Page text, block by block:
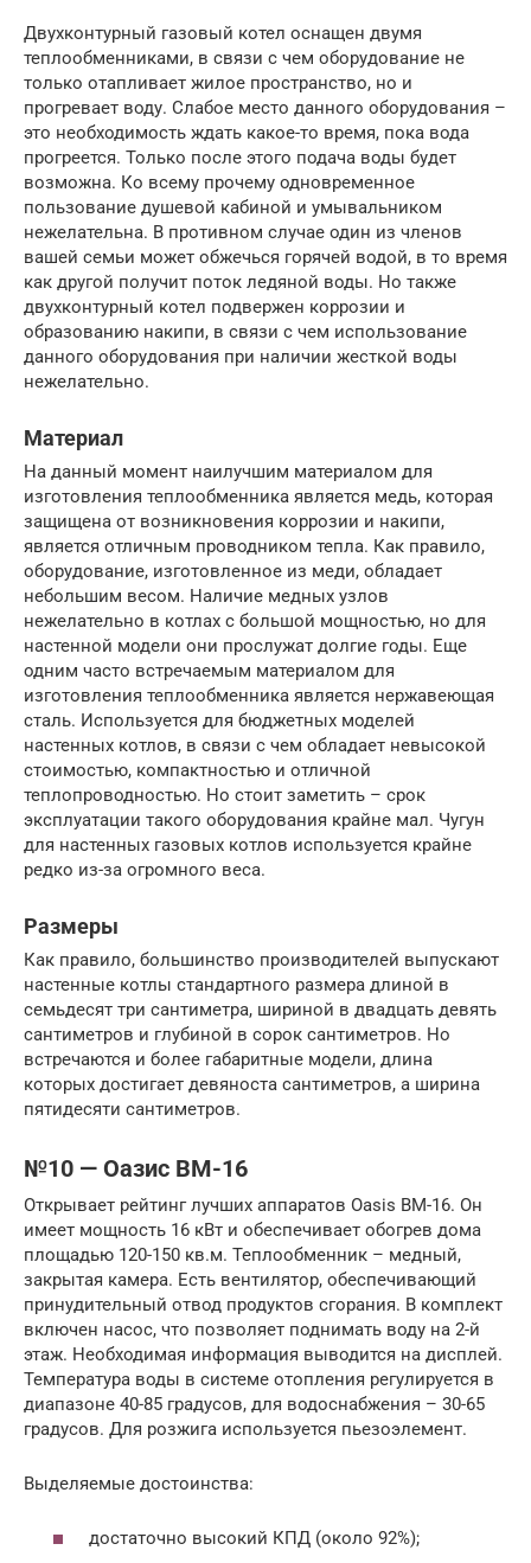
Двухконтурный газовый котел оснащен двумя
теплообменниками, в связи с чем оборудование не
только отапливает жилое пространство, но и
прогревает воду. Слабое место данного оборудования –
это необходимость ждать какое-то время, пока вода
прогреется. Только после этого подача воды будет
возможна. Ко всему прочему одновременное
пользование душевой кабиной и умывальником
нежелательна. В противном случае один из членов
вашей семьи может обжечься горячей водой, в то время
как другой получит поток ледяной воды. Но также
двухконтурный котел подвержен коррозии и
образованию накипи, в связи с чем использование
данного оборудования при наличии жесткой воды
нежелательно.
Материал
На данный момент наилучшим материалом для
изготовления теплообменника является медь, которая
защищена от возникновения коррозии и накипи,
является отличным проводником тепла. Как правило,
оборудование, изготовленное из меди, обладает
небольшим весом. Наличие медных узлов
нежелательно в котлах с большой мощностью, но для
настенной модели они прослужат долгие годы. Еще
одним часто встречаемым материалом для
изготовления теплообменника является нержавеющая
сталь. Используется для бюджетных моделей
настенных котлов, в связи с чем обладает невысокой
стоимостью, компактностью и отличной
теплопроводностью. Но стоит заметить – срок
эксплуатации такого оборудования крайне мал. Чугун
для настенных газовых котлов используется крайне
редко из-за огромного веса.
Размеры
Как правило, большинство производителей выпускают
настенные котлы стандартного размера длиной в
семьдесят три сантиметра, шириной в двадцать девять
сантиметров и глубиной в сорок сантиметров. Но
встречаются и более габаритные модели, длина
которых достигает девяноста сантиметров, а ширина
пятидесяти сантиметров.
№10 — Оазис ВМ-16
Открывает рейтинг лучших аппаратов Oasis BM-16. Он
имеет мощность 16 кВт и обеспечивает обогрев дома
площадью 120-150 кв.м. Теплообменник – медный,
закрытая камера. Есть вентилятор, обеспечивающий
принудительный отвод продуктов сгорания. В комплект
включен насос, что позволяет поднимать воду на 2-й
этаж. Необходимая информация выводится на дисплей.
Температура воды в системе отопления регулируется в
диапазоне 40-85 градусов, для водоснабжения – 30-65
градусов. Для розжига используется пьезоэлемент.
Выделяемые достоинства:
достаточно высокий КПД (около 92%);